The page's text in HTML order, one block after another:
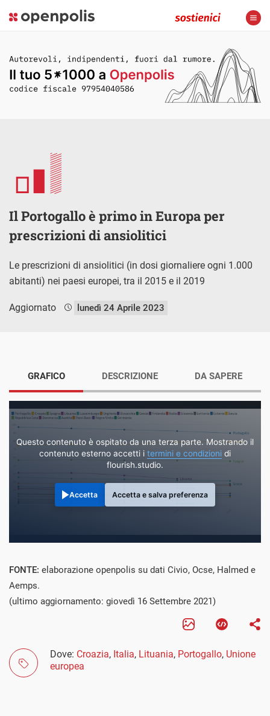
Il Portogallo è primo in Europa per
prescrizioni di ansiolitici
Le prescrizioni di ansiolitici (in dosi giornaliere ogni 1.000
abitanti) nei paesi europei, tra il 2015 e il 2019
Aggiornato lunedì 24 Aprile 2023
GRAFICO
Questo contenuto è ospitato da una terza parte. Mostrando il
contenuto esterno accetti i termini e condizioni di
flourish.studio.
Accetta Accetta e salva preferenza
DESCRIZIONE DA SAPERE
FONTE: elaborazione openpolis su dati Civio, Ocse, Halmed e
Aemps.
(ultimo aggiornamento: giovedì 16 Settembre 2021)
Dove: Croazia, Italia, Lituania, Portogallo, Unione
europea